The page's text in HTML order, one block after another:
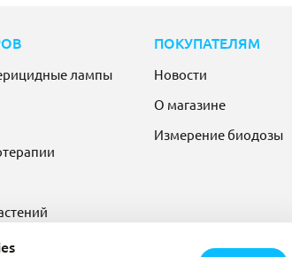
лампы
ПОКУПАТЕЛЯМ
Новости
О магазине
Измерение биодозы